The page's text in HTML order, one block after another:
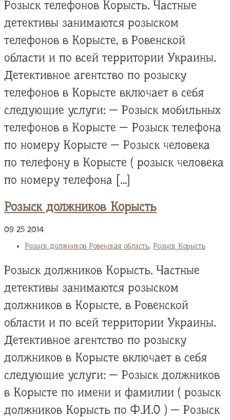
Розыск телефонов Корысть. Частные
детективы занимаются розыском
телефонов в Корысте, в Ровенской
области и по всей территории Украины.
Детективное агентство по розыску
телефонов в Корысте включает в себя
следующие услуги: — Розыск мобильных
телефонов в Корысте — Розыск телефона
по номеру Корысте — Розыск человека
по телефону в Корысте ( розыск человека
по номеру телефона […]
Розыск должников Корысть
09 25 2014
Розыск должников Ровенская область, Розыск Корысть
Розыск должников Корысть. Частные
детективы занимаются розыском
должников в Корысте, в Ровенской
области и по всей территории Украины.
Детективное агентство по розыску
должников в Корысте включает в себя
следующие услуги: — Розыск должников
в Корысте по имени и фамилии ( розыск
должников Корысть по Ф.И.О ) — Розыск